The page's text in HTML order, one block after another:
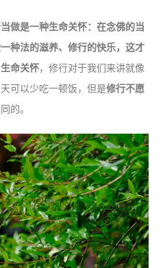
做是一种生命关怀：在念佛的当
种法的滋养、修行的快乐，这才
生命关怀，修行对于我们来讲就像
可以少吃一顿饭，但是修行不愿
的。